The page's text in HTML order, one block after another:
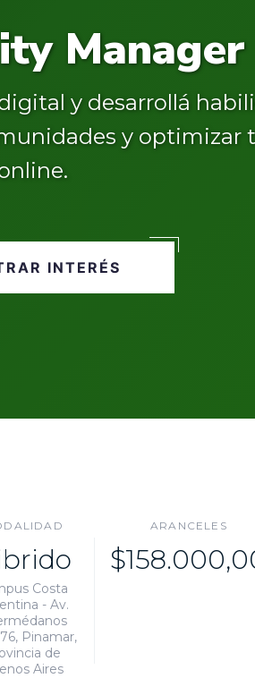
Manager
y desarrollá
y optimizar
INTERÉS
Costa
- Av.
Pinamar,
de
Aires
ARANCELES